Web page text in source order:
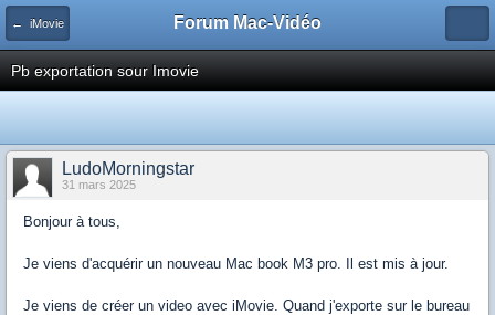
← iMovie Forum Mac-Vidéo
Pb exportation sour Imovie
LudoMorningstar
31 mars 2025
Bonjour à tous,
Je viens d'acquérir un nouveau Mac book M3 pro. Il est mis à jour.
Je viens de créer un video avec iMovie. Quand j'exporte sur le bureau